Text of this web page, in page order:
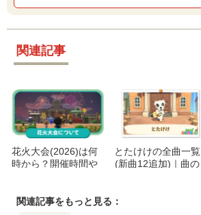
関連記事
花火大会(2026)は何
時から？開催時間や
とたけけの全曲一覧
(新曲12追加)｜曲の
関連記事をもっと見る：